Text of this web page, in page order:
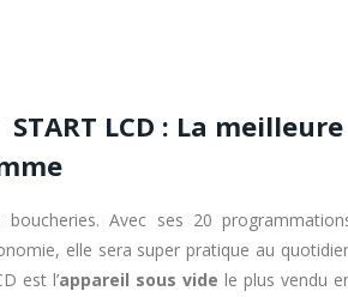
LCD : La meilleure
Avec ses 20
elle sera super pratique au
est l’appareil sous vide le plus vendu